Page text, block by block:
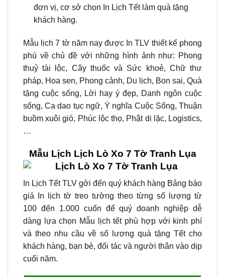
đơn vị, cơ sở chọn In Lịch Tết làm quà tặng
khách hàng.
Mẫu lịch 7 tờ năm nay được In TLV thiết kế phong
phú về chủ đề với những hình ảnh như: Phong
thuỷ tài lộc, Cây thuốc và Sức khoẻ, Chữ thư
pháp, Hoa sen, Phong cảnh, Du lịch, Bon sai, Quà
tặng cuộc sống, Lời hay ý đẹp, Danh ngôn cuộc
sống, Ca dao tục ngữ, Ý nghĩa Cuộc Sống, Thuận
buồm xuôi gió, Phúc lộc thọ, Phật di lặc, Logistics,
…
Mẫu Lịch Lịch Lò Xo 7 Tờ Tranh Lụa
In Lịch Tết TLV gởi đến quý khách hàng Bảng báo
giá In lịch tờ treo tường theo từng số lượng từ
100 đến 1.000 cuốn để quý doanh nghiệp dễ
dàng lựa chọn Mẫu lịch tết phù hợp với kinh phí
và theo nhu cầu về số lượng quà tặng Tết cho
khách hàng, bạn bè, đối tác và người thân vào dịp
cuối năm.